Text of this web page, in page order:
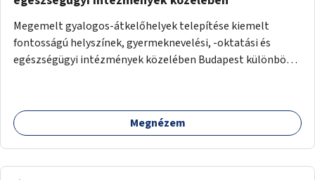
Megemelt gyalogos-átkelőhelyek telepítése kiemelt
fontosságú helyszínek, gyermeknevelési, -oktatási és
egészségügyi intézmények közelében Budapest különböző
Megnézem